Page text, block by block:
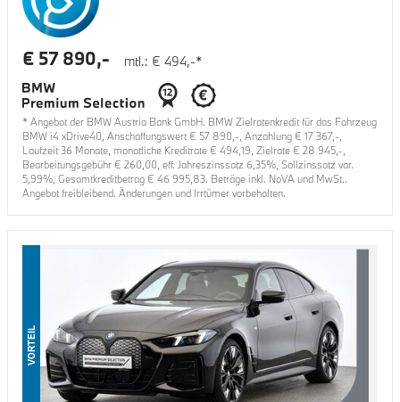
mtl.: € 494,-*
€ 57 890,-
* Angebot der BMW Austria Bank GmbH. BMW Zielratenkredit für das Fahrzeug
BMW i4 xDrive40 , Anschaffungswert € 57 890 ,-, Anzahlung € 17 367,-,
Laufzeit36 Monate, monatliche Kreditrate € 494,19 , Zielrate € 28 945 ,-,
Bearbeitungsgebühr € 260,00 , eff. Jahreszinssatz 6,35%, Sollzinssatz var.
5,99%, Gesamtkreditbetrag € 46 995,83. Beträge inkl. NoVA und MwSt..
Angebot freibleibend. Änderungen und Irrtümer vorbehalten.
VORTEIL